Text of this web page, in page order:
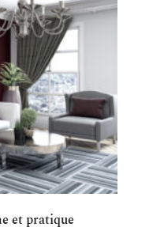
et pratique